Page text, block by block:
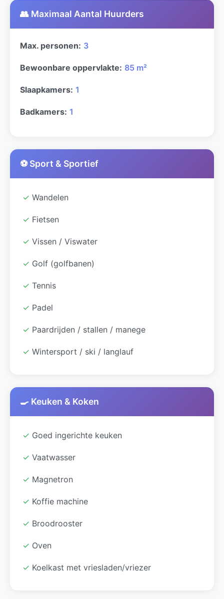
👥 Maximaal Aantal Huurders
Max. personen: 3
Bewoonbare oppervlakte: 85 m²
Slaapkamers: 1
Badkamers: 1
⚽ Sport & Sportief
✓ Wandelen
✓ Fietsen
✓ Vissen / Viswater
✓ Golf (golfbanen)
✓ Tennis
✓ Padel
✓ Paardrijden / stallen / manege
✓ Wintersport / ski / langlauf
🍳 Keuken & Koken
✓ Goed ingerichte keuken
✓ Vaatwasser
✓ Magnetron
✓ Koffie machine
✓ Broodrooster
✓ Oven
✓ Koelkast met vriesladen/vriezer